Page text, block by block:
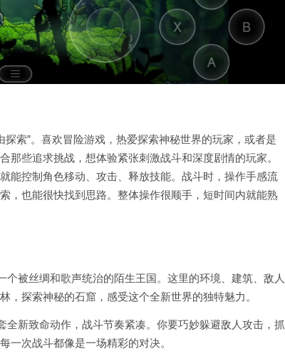
索”。喜欢冒险游戏，热爱探索神秘世界的玩家，或者是
些追求挑战，想体验紧张刺激战斗和深度剧情的玩家。
能控制角色移动、攻击、释放技能。战斗时，操作手感流
，也能很快找到思路。整体操作很顺手，短时间内就能熟
被丝绸和歌声统治的陌生王国。这里的环境、建筑、敌人
探索神秘的石窟，感受这个全新世界的独特魅力。
全新致命动作，战斗节奏紧凑。你要巧妙躲避敌人攻击，抓
一次战斗都像是一场精彩的对决。